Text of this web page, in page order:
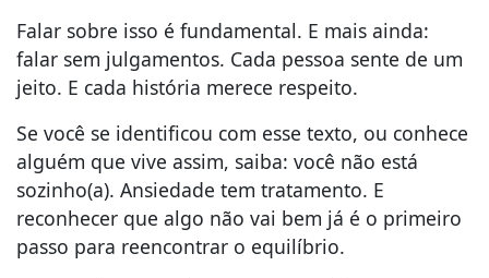
Falar sobre isso é fundamental. E mais ainda:
falar sem julgamentos. Cada pessoa sente de um
jeito. E cada história merece respeito.
Se você se identificou com esse texto, ou conhece
alguém que vive assim, saiba: você não está
sozinho(a). Ansiedade tem tratamento. E
reconhecer que algo não vai bem já é o primeiro
passo para reencontrar o equilíbrio.